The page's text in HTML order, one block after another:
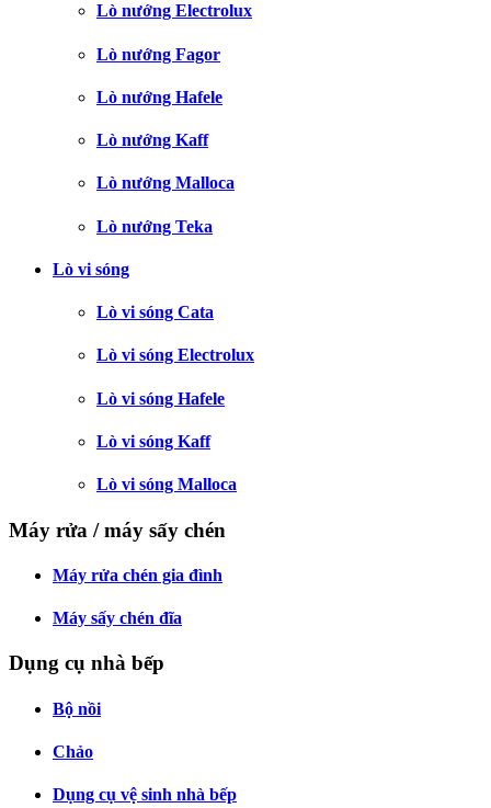
Lò nướng Electrolux
Lò nướng Fagor
Lò nướng Hafele
Lò nướng Kaff
Lò nướng Malloca
Lò nướng Teka
Lò vi sóng
Lò vi sóng Cata
Lò vi sóng Electrolux
Lò vi sóng Hafele
Lò vi sóng Kaff
Lò vi sóng Malloca
Máy rửa / máy sấy chén
Máy rửa chén gia đình
Máy sấy chén đĩa
Dụng cụ nhà bếp
Bộ nồi
Chảo
Dụng cụ vệ sinh nhà bếp